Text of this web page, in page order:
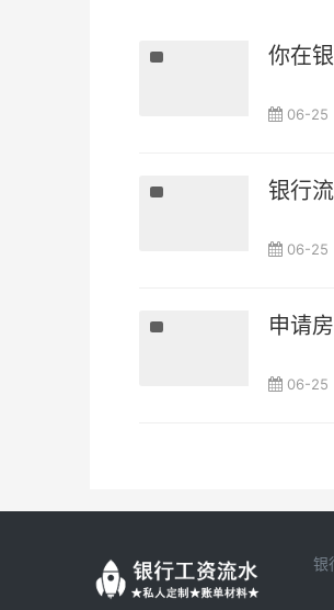
你在
06-25
银行
06-25
申请
06-25
银